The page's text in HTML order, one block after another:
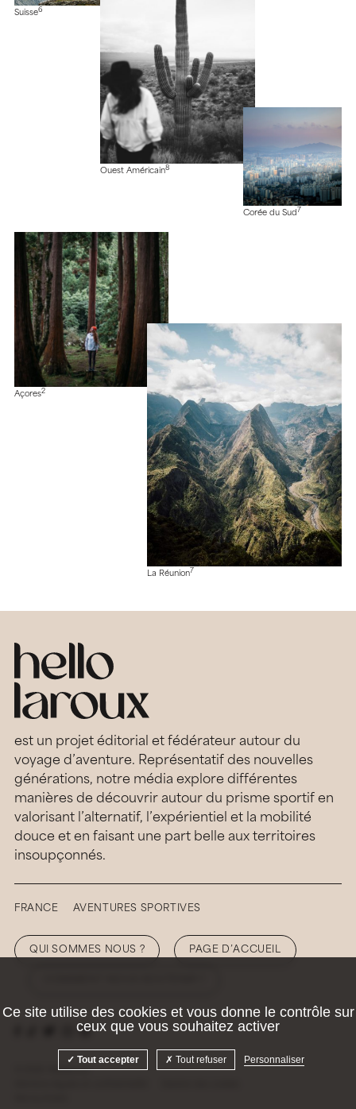
Suisse6
Ouest Américain8
Corée du Sud 7
Açores2
La Réunion7
est un projet éditorial et fédérateur autour du
voyage d’aventure. Représentatif des nouvelles
générations, notre média explore différentes
manières de découvrir autour du prisme sportif en
valorisant l’alternatif, l’expérientiel et la mobilité
douce et en faisant une part belle aux territoires
insoupçonnés.
FRANCE AVENTURES SPORTIVES
QUI SOMMES NOUS ? PAGE D’ACCUEIL
© 2026 Hellolaroux
Ce site utilise des cookies et vous donne le contrôle sur
ceux que vous souhaitez activer
Tout accepter Tout refuser Personnaliser